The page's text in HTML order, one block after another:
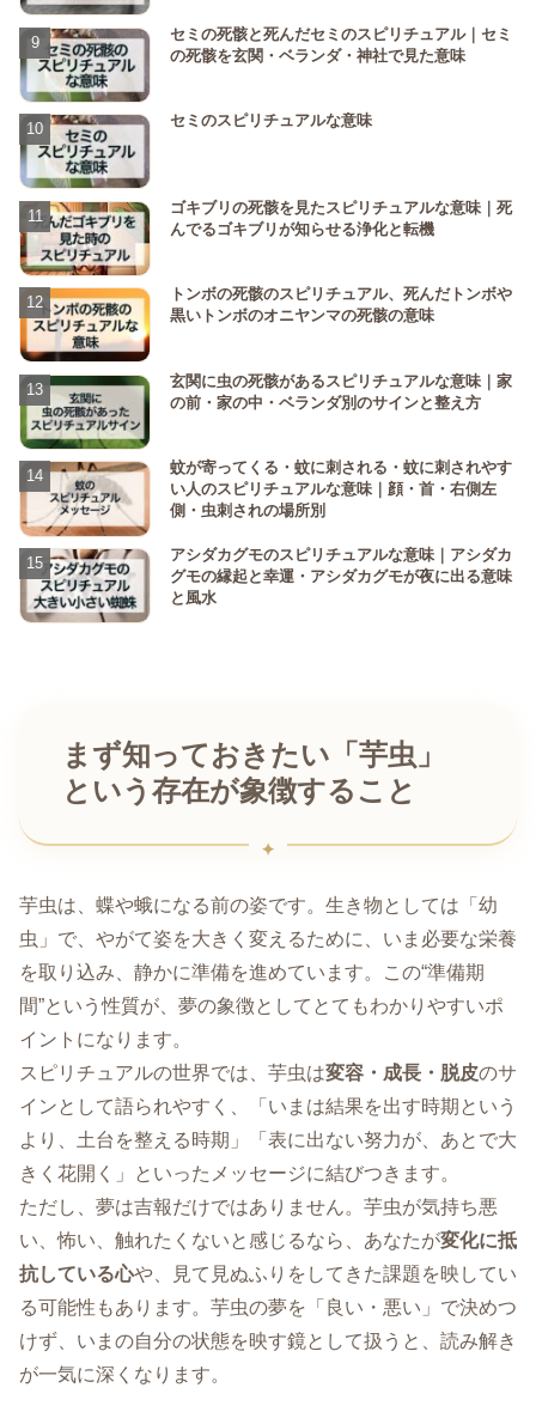
セミの死骸と死んだセミのスピリチュアル｜セミ
の死骸を玄関・ベランダ・神社で見た意味
セミのスピリチュアルな意味
ゴキブリの死骸を見たスピリチュアルな意味｜死
んでるゴキブリが知らせる浄化と転機
トンボの死骸のスピリチュアル、死んだトンボや
黒いトンボのオニヤンマの死骸の意味
玄関に虫の死骸があるスピリチュアルな意味｜家
の前・家の中・ベランダ別のサインと整え方
蚊が寄ってくる・蚊に刺される・蚊に刺されやす
い人のスピリチュアルな意味｜顔・首・右側左
側・虫刺されの場所別
アシダカグモのスピリチュアルな意味｜アシダカ
グモの縁起と幸運・アシダカグモが夜に出る意味
と風水
まず知っておきたい「芋虫」
という存在が象徴すること
芋虫は、蝶や蛾になる前の姿です。生き物としては「幼
虫」で、やがて姿を大きく変えるために、いま必要な栄養
を取り込み、静かに準備を進めています。この“準備期
間”という性質が、夢の象徴としてとてもわかりやすいポ
イントになります。
スピリチュアルの世界では、芋虫は変容・成長・脱皮のサ
インとして語られやすく、「いまは結果を出す時期という
より、土台を整える時期」「表に出ない努力が、あとで大
きく花開く」といったメッセージに結びつきます。
ただし、夢は吉報だけではありません。芋虫が気持ち悪
い、怖い、触れたくないと感じるなら、あなたが変化に抵
抗している心や、見て見ぬふりをしてきた課題を映してい
る可能性もあります。芋虫の夢を「良い・悪い」で決めつ
けず、いまの自分の状態を映す鏡として扱うと、読み解き
が一気に深くなります。